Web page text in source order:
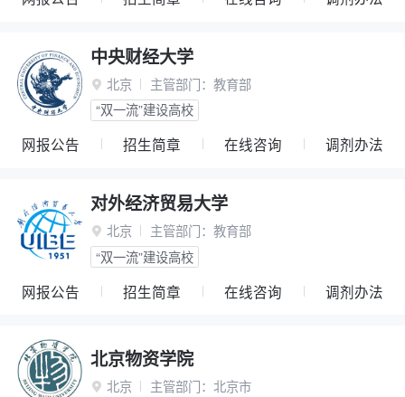
中央财经大学
 北京 主管部门： 教育部
“双一流”建设高校
网报公告 招生简章 在线咨询 调剂办法
对外经济贸易大学
 北京 主管部门： 教育部
“双一流”建设高校
网报公告 招生简章 在线咨询 调剂办法
北京物资学院
 北京 主管部门： 北京市